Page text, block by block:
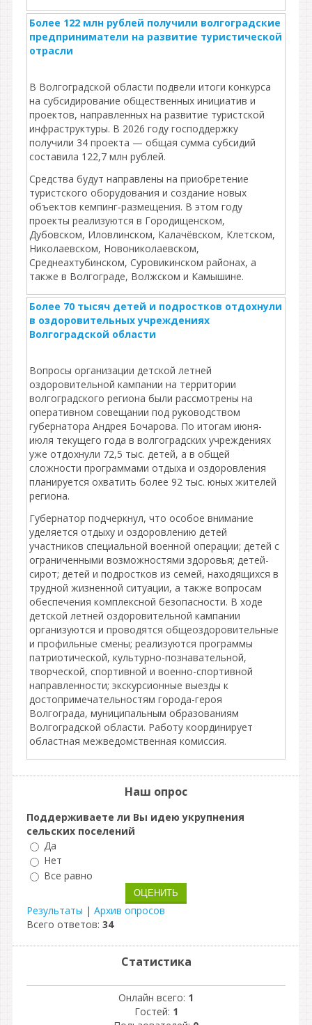
Более 122 млн рублей получили волгоградские
предприниматели на развитие туристической
отрасли
В Волгоградской области подвели итоги конкурса
на субсидирование общественных инициатив и
проектов, направленных на развитие туристской
инфраструктуры. В 2026 году господдержку
получили 34 проекта — общая сумма субсидий
составила 122,7 млн рублей.
Средства будут направлены на приобретение
туристского оборудования и создание новых
объектов кемпинг‑размещения. В этом году
проекты реализуются в Городищенском,
Дубовском, Иловлинском, Калачёвском, Клетском,
Николаевском, Новониколаевском,
Среднеахтубинском, Суровикинском районах, а
также в Волгограде, Волжском и Камышине.
Более 70 тысяч детей и подростков отдохнули
в оздоровительных учреждениях
Волгоградской области
Вопросы организации детской летней
оздоровительной кампании на территории
волгоградского региона были рассмотрены на
оперативном совещании под руководством
губернатора Андрея Бочарова. По итогам июня-
июля текущего года в волгоградских учреждениях
уже отдохнули 72,5 тыс. детей, а в общей
сложности программами отдыха и оздоровления
планируется охватить более 92 тыс. юных жителей
региона.
Губернатор подчеркнул, что особое внимание
уделяется отдыху и оздоровлению детей
участников специальной военной операции; детей с
ограниченными возможностями здоровья; детей-
сирот; детей и подростков из семей, находящихся в
трудной жизненной ситуации, а также вопросам
обеспечения комплексной безопасности. В ходе
детской летней оздоровительной кампании
организуются и проводятся общеоздоровительные
и профильные смены; реализуются программы
патриотической, культурно-познавательной,
творческой, спортивной и военно-спортивной
направленности; экскурсионные выезды к
достопримечательностям города-героя
Волгограда, муниципальным образованиям
Волгоградской области. Работу координирует
областная межведомственная комиссия.
Наш опрос
Поддерживаете ли Вы идею укрупнения
сельских поселений
Да
Нет
Все равно
Результаты | Архив опросов
Всего ответов: 34
Статистика
Онлайн всего: 1
Гостей: 1